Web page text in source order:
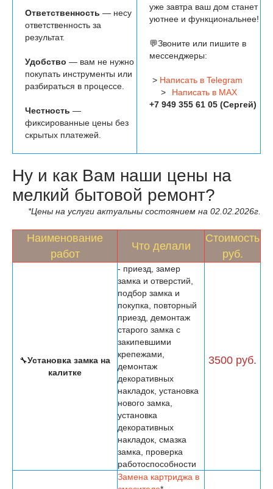
Ответственность — несу
ответственность за
результат.
Удобство — вам не нужно
покупать инструменты или
разбираться в процессе.
Честность —
фиксированные цены без
скрытых платежей.
уже завтра ваш дом станет
уютнее и функциональнее!
💬Звоните или пишите в
мессенджеры:
> Написать в Telegram
>
Написать в MAX
+7 949 355 61 05 (Сергей)
Ну и как Вам наши цены на
мелкий бытовой ремонт?
*Цены на услуги актуальны состоянием на 02.02.2026г.
Наименование
работ
Что делали
Стоимость
руб.
🔧Установка замка на
калитке
- приезд, замер
замка и отверстий,
подбор замка и
покупка, повторный
приезд, демонтаж
старого замка с
закипевшими
крепежами,
демонтаж
декоративных
накладок, установка
нового замка,
установка
декоративных
накладок, смазка
замка, проверка
работоспособности
3500 руб.
Замена картриджа в